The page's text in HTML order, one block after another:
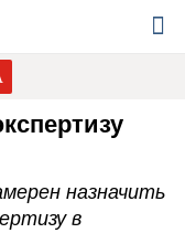
назначить
в